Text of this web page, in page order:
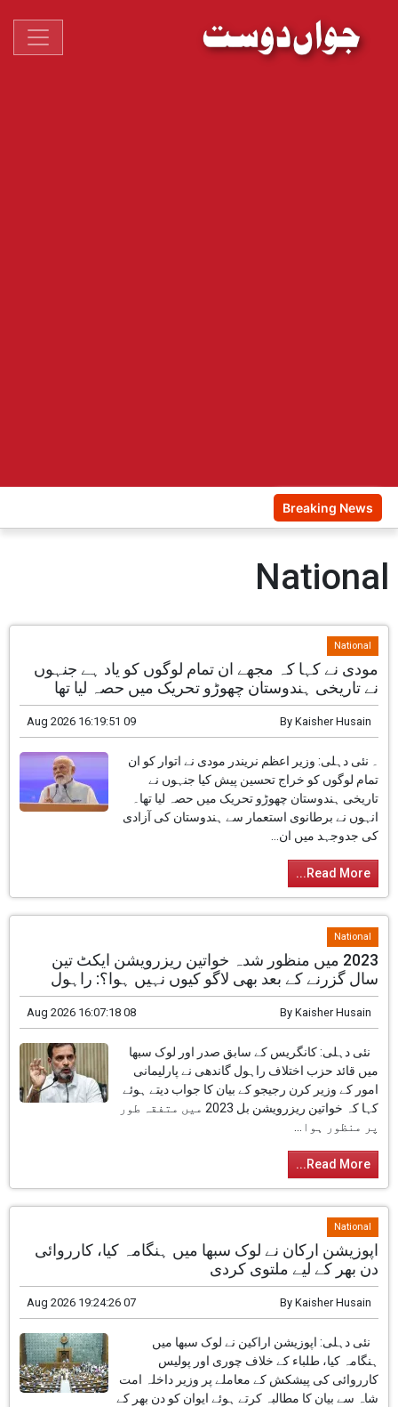
Breaking News
National
National
مودی نے کہا کہ مجھے ان تمام لوگوں کو یاد ہے جنہوں
نے تاریخی ہندوستان چھوڑو تحریک میں حصہ لیا تھا
09 Aug 2026 16:19:51 By Kaisher Husain
۔ نئی دہلی: وزیر اعظم نریندر مودی نے اتوار کو ان
تمام لوگوں کو خراج تحسین پیش کیا جنہوں نے
تاریخی ہندوستان چھوڑو تحریک میں حصہ لیا تھا۔
انہوں نے برطانوی استعمار سے ہندوستان کی آزادی
کی جدوجہد میں ان...
Read More...
National
2023 میں منظور شدہ خواتین ریزرویشن ایکٹ تین
سال گزرنے کے بعد بھی لاگو کیوں نہیں ہوا؟: راہول
08 Aug 2026 16:07:18 By Kaisher Husain
نئی دہلی: کانگریس کے سابق صدر اور لوک سبھا
میں قائد حزب اختلاف راہول گاندھی نے پارلیمانی
امور کے وزیر کرن رجیجو کے بیان کا جواب دیتے ہوئے
کہا کہ خواتین ریزرویشن بل 2023 میں متفقہ طور
پر منظور ہوا...
Read More...
National
اپوزیشن ارکان نے لوک سبھا میں ہنگامہ کیا، کارروائی
دن بھر کے لیے ملتوی کردی
07 Aug 2026 19:24:26 By Kaisher Husain
نئی دہلی: اپوزیشن اراکین نے لوک سبھا میں
ہنگامہ کیا، طلباء کے خلاف چوری اور پولیس
کارروائی کی پیشکش کے معاملے پر وزیر داخلہ امت
شاہ سے بیان کا مطالبہ کرتے ہوئے ایوان کو دن بھر کے